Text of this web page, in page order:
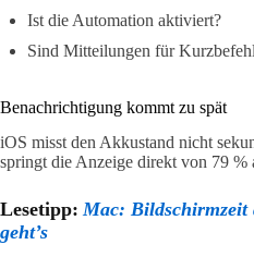
Ist die Automation aktiviert?
Sind Mitteilungen für
Benachrichtigung kommt zu spät
iOS misst den Akkustand nicht
springt die Anzeige direkt von 79 %
Lesetipp: Mac: Bildschirmzeit
geht’s